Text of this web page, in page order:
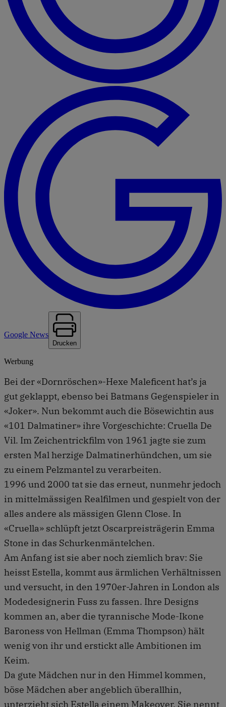
Google News
Drucken
Werbung
Bei der «Dornröschen»-Hexe Maleficent hat’s ja
gut geklappt, ebenso bei Batmans Gegenspieler in
«Joker». Nun bekommt auch die Bösewichtin aus
«101 Dalmatiner» ihre Vorgeschichte: Cruella De
Vil. Im Zeichentrickfilm von 1961 jagte sie zum
ersten Mal herzige Dalmatinerhündchen, um sie
zu einem Pelzmantel zu verarbeiten.
1996 und 2000 tat sie das erneut, nunmehr jedoch
in mittelmässigen Realfilmen und gespielt von der
alles andere als mässigen Glenn Close. In
«Cruella» schlüpft jetzt Oscarpreisträgerin Emma
Stone in das Schurkenmäntelchen.
Am Anfang ist sie aber noch ziemlich brav: Sie
heisst Estella, kommt aus ärmlichen Verhältnissen
und versucht, in den 1970er-Jahren in London als
Modedesignerin Fuss zu fassen. Ihre Designs
kommen an, aber die tyrannische Mode-Ikone
Baroness von Hellman (Emma Thompson) hält
wenig von ihr und erstickt alle Ambitionen im
Keim.
Da gute Mädchen nur in den Himmel kommen,
böse Mädchen aber angeblich überallhin,
unterzieht sich Estella einem Makeover. Sie nennt